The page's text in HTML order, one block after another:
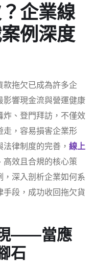
企業線
例深度
款拖欠已成為許多企
響現金流與營運健康
、登門拜訪，不僅效
走，容易損害企業形
律制度的完善， 線上
高效且合規的核心策
深入剖析企業如何系
段，成功收回拖欠貨
——當應
石